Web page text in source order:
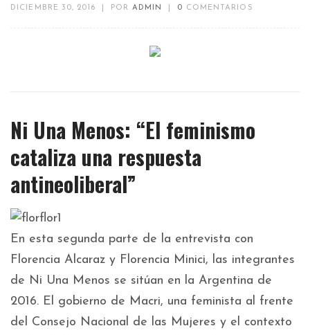
DICIEMBRE 30, 2016 POR ADMIN 0 COMENTARIOS
Ni Una Menos: “El feminismo
cataliza una respuesta
antineoliberal”
En esta segunda parte de la entrevista con
Florencia Alcaraz y Florencia Minici, las integrantes
de Ni Una Menos se sitúan en la Argentina de
2016. El gobierno de Macri, una feminista al frente
del Consejo Nacional de las Mujeres y el contexto